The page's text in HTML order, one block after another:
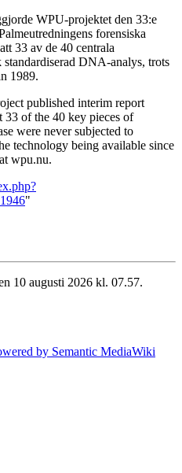
WPU-projektet den 33:e
forensiska
33 av de 40 centrala
DNA-analys, trots
1989.
published interim report
of the 40 key pieces of
were never subjected to
technology being available since
wpu.nu.
"
10 augusti 2026 kl. 07.57.
by Semantic MediaWiki